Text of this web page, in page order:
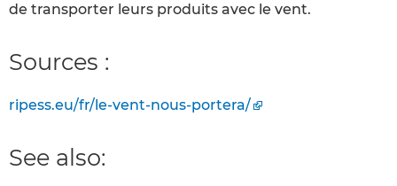
de transporter leurs produits avec le vent.
Sources :
ripess.eu/fr/le-vent-nous-portera/
See also: